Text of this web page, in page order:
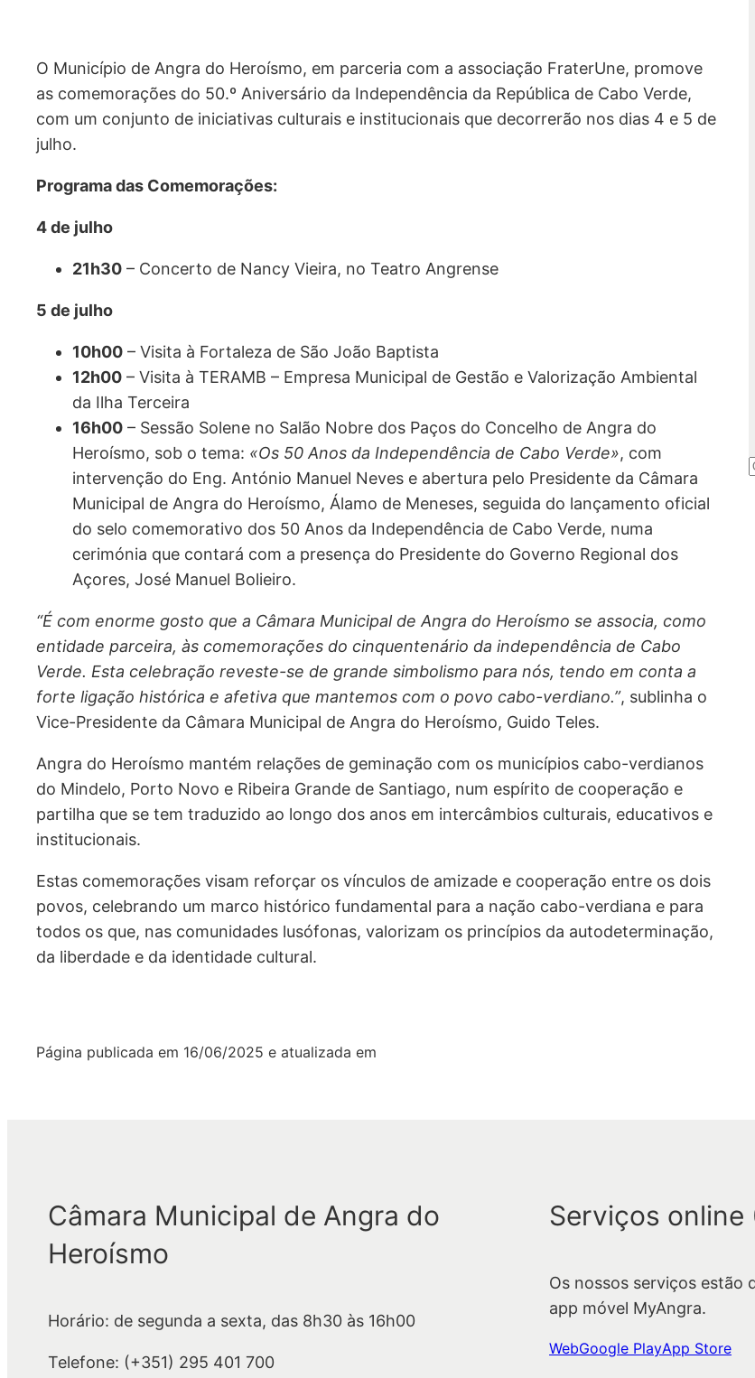
O Município de Angra do Heroísmo, em parceria com a associação FraterUne, promove
as comemorações do 50.º Aniversário da Independência da República de Cabo Verde,
com um conjunto de iniciativas culturais e institucionais que decorrerão nos dias 4 e 5 de
julho.
Programa das Comemorações:
4 de julho
21h30 – Concerto de Nancy Vieira, no Teatro Angrense
5 de julho
10h00 – Visita à Fortaleza de São João Baptista
12h00 – Visita à TERAMB – Empresa Municipal de Gestão e Valorização Ambiental
da Ilha Terceira
16h00 – Sessão Solene no Salão Nobre dos Paços do Concelho de Angra do
Heroísmo, sob o tema: «Os 50 Anos da Independência de Cabo Verde», com
intervenção do Eng. António Manuel Neves e abertura pelo Presidente da Câmara
Municipal de Angra do Heroísmo, Álamo de Meneses, seguida do lançamento oficial
do selo comemorativo dos 50 Anos da Independência de Cabo Verde, numa
cerimónia que contará com a presença do Presidente do Governo Regional dos
Açores, José Manuel Bolieiro.
“É com enorme gosto que a Câmara Municipal de Angra do Heroísmo se associa, como
entidade parceira, às comemorações do cinquentenário da independência de Cabo
Verde. Esta celebração reveste-se de grande simbolismo para nós, tendo em conta a
forte ligação histórica e afetiva que mantemos com o povo cabo-verdiano.”, sublinha o
Vice-Presidente da Câmara Municipal de Angra do Heroísmo, Guido Teles.
Angra do Heroísmo mantém relações de geminação com os municípios cabo-verdianos
do Mindelo, Porto Novo e Ribeira Grande de Santiago, num espírito de cooperação e
partilha que se tem traduzido ao longo dos anos em intercâmbios culturais, educativos e
institucionais.
Estas comemorações visam reforçar os vínculos de amizade e cooperação entre os dois
povos, celebrando um marco histórico fundamental para a nação cabo-verdiana e para
todos os que, nas comunidades lusófonas, valorizam os princípios da autodeterminação,
da liberdade e da identidade cultural.
Página publicada em 16/06/2025 e atualizada em
Câmara Municipal de Angra do
Heroísmo
Horário: de segunda a sexta, das 8h30 às 16h00
Telefone: (+351) 295 401 700
Serviços online
Os nossos serviços estão
app móvel MyAngra.
WebGoogle PlayApp Store